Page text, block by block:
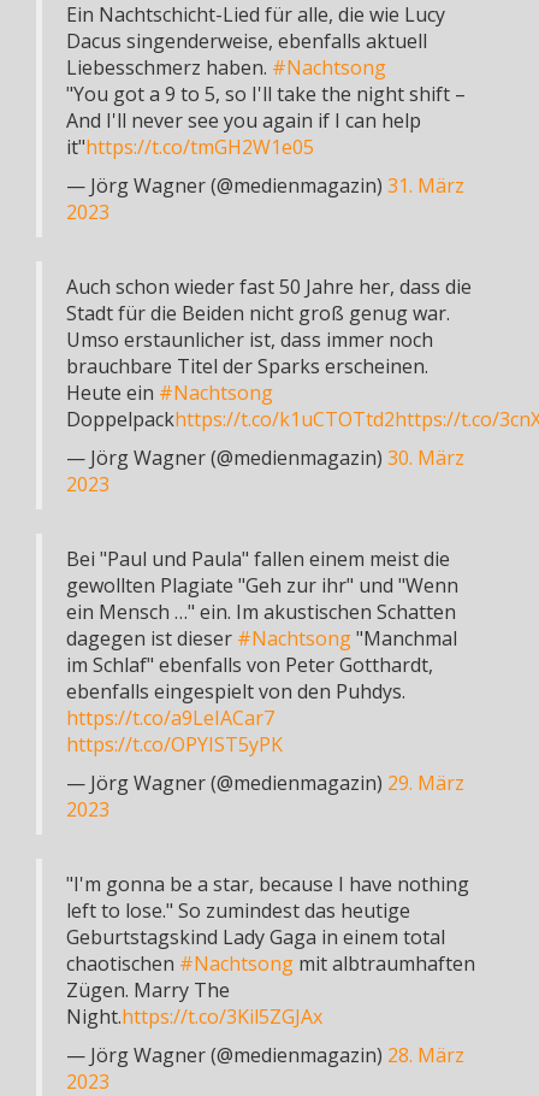
Ein Nachtschicht-Lied für alle, die wie Lucy
Dacus singenderweise, ebenfalls aktuell
Liebesschmerz haben. #Nachtsong
"You got a 9 to 5, so I'll take the night shift –
And I'll never see you again if I can help
it"https://t.co/tmGH2W1e05
— Jörg Wagner (@medienmagazin) 31. März
2023
Auch schon wieder fast 50 Jahre her, dass die
Stadt für die Beiden nicht groß genug war.
Umso erstaunlicher ist, dass immer noch
brauchbare Titel der Sparks erscheinen.
Heute ein #Nachtsong
Doppelpackhttps://t.co/k1uCTOTtd2https://t.co/
— Jörg Wagner (@medienmagazin) 30. März
2023
Bei "Paul und Paula" fallen einem meist die
gewollten Plagiate "Geh zur ihr" und "Wenn
ein Mensch …" ein. Im akustischen Schatten
dagegen ist dieser #Nachtsong"Manchmal
im Schlaf" ebenfalls von Peter Gotthardt,
ebenfalls eingespielt von den Puhdys.
https://t.co/a9LeIACar7
https://t.co/OPYIST5yPK
— Jörg Wagner (@medienmagazin) 29. März
2023
"I'm gonna be a star, because I have nothing
left to lose." So zumindest das heutige
Geburtstagskind Lady Gaga in einem total
chaotischen #Nachtsong mit albtraumhaften
Zügen. Marry The
Night.https://t.co/3Kil5ZGJAx
— Jörg Wagner (@medienmagazin) 28. März
2023